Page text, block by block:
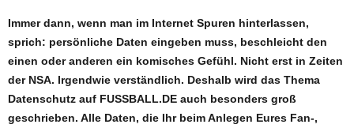
Immer dann, wenn man im Internet Spuren hinterlassen,
sprich: persönliche Daten eingeben muss, beschleicht den
einen oder anderen ein komisches Gefühl. Nicht erst in Zeiten
der NSA. Irgendwie verständlich. Deshalb wird das Thema
Datenschutz auf FUSSBALL.DE auch besonders groß
geschrieben. Alle Daten, die Ihr beim Anlegen Eures Fan-,